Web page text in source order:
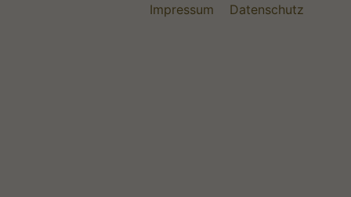
Impressum Datenschutz